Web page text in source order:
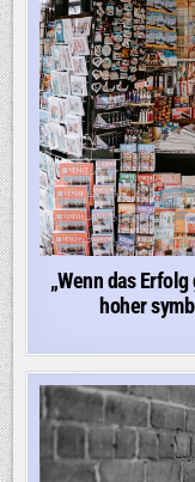
„Wenn das
hoher